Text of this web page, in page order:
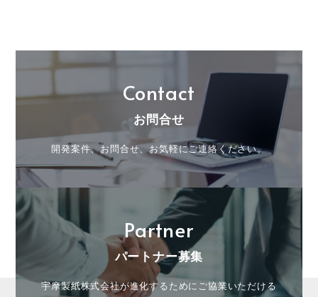
ます。
リンク先の第三者のサイトにおける個人情報等の保護に
ついては責任を負うものではありません。
お客様自身の責任において個々のウェブサイトの個人情
報に関する規約等をご確認下さい。
■お問合せについて
この内容に関するお問い合わせは当社でお受けいたしま
す。
宇摩製紙株式会社
〒799-0121 愛媛県四国中央市上分町488番地
Contact
お問合せ
開発案件、お問合せ、お気軽にご連絡ください。
Partner
パートナー募集
宇摩製紙株式会社が進化するためにご協業いただける